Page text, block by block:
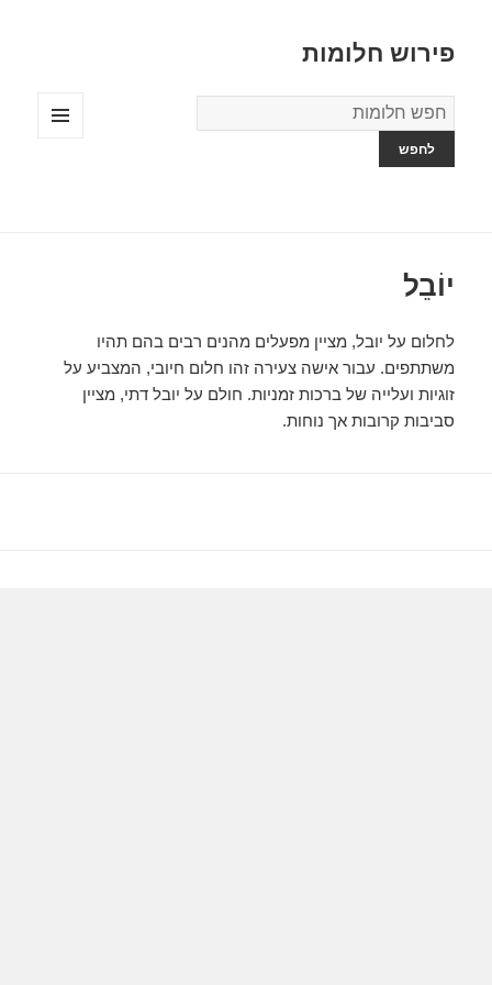
פירוש חלומות
מילון
החלומות
יוֹבֵל
לחלום על יובל, מציין מפעלים מהנים רבים בהם תהיו
משתתפים. עבור אישה צעירה זהו חלום חיובי, המצביע על
זוגיות ועלייה של ברכות זמניות. חולם על יובל דתי, מציין
סביבות קרובות אך נוחות.